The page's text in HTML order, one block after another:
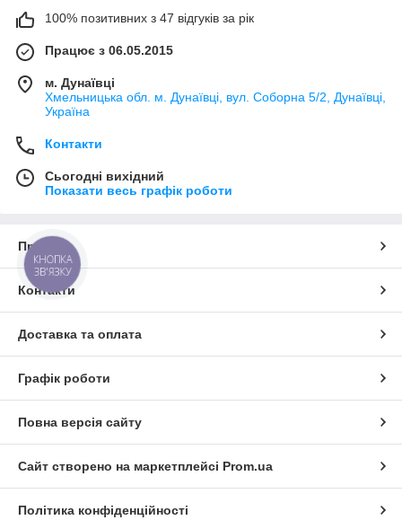
100% позитивних з 47 відгуків за рік
Працює з 06.05.2015
м. Дунаївці
Хмельницька обл. м. Дунаївці, вул. Соборна 5/2, Дунаївці,
Україна
Контакти
Сьогодні вихідний
Показати весь графік роботи
Про нас
Контакти
Доставка та оплата
Графік роботи
Повна версія сайту
Сайт створено на маркетплейсі Prom.ua
Політика конфіденційності
КНОПКА
ЗВ'ЯЗКУ